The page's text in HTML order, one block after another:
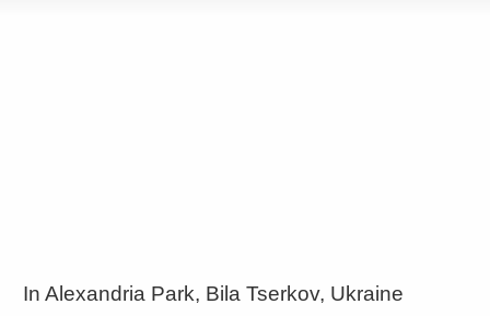
In Alexandria Park, Bila Tserkov, Ukraine